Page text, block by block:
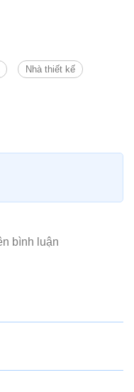
Nhà thiết kế